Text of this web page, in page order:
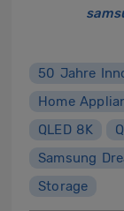
50 Jahre
Home
QLED 8K
Samsung
Storage